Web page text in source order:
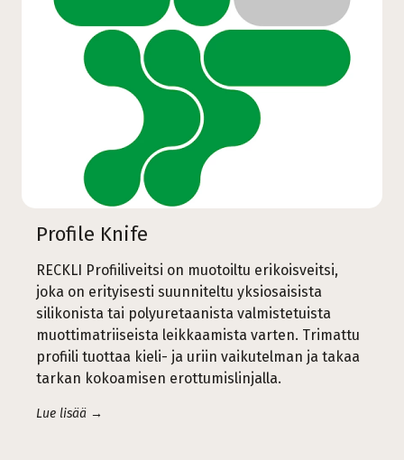
Profile Knife
RECKLI Profiiliveitsi on muotoiltu erikoisveitsi,
joka on erityisesti suunniteltu yksiosaisista
silikonista tai polyuretaanista valmistetuista
muottimatriiseista leikkaamista varten. Trimattu
profiili tuottaa kieli- ja uriin vaikutelman ja takaa
tarkan kokoamisen erottumislinjalla.
Lue lisää →